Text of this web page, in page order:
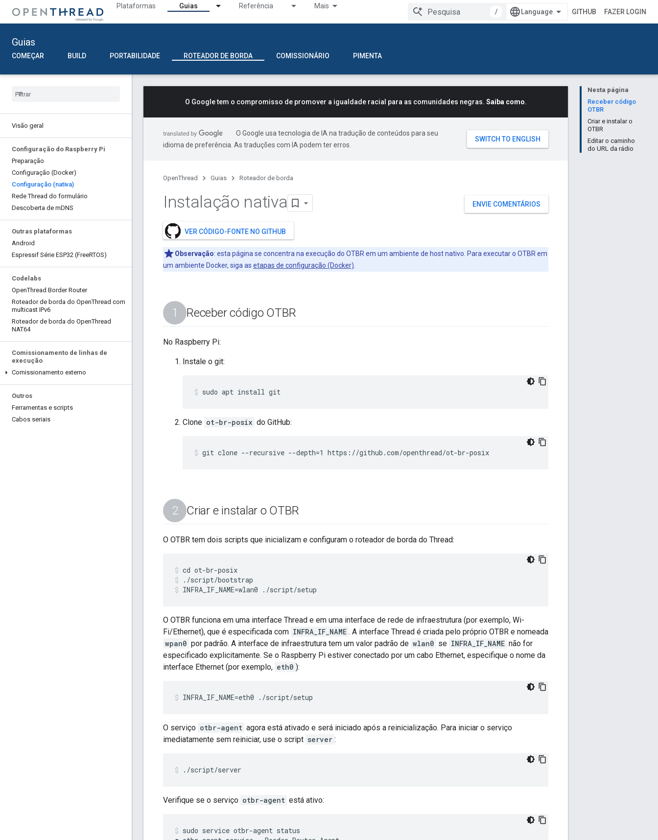
Plataformas Guias Referência Mais
/ GITHUB FAZER LOGIN
Guias
COMEÇAR BUILD PORTABILIDADE ROTEADOR DE BORDA COMISSIONÁRIO PIMENTA
Visão geral
Configuração do Raspberry Pi
Preparação
Configuração (Docker)
Configuração (nativa)
Rede Thread do formulário
Descoberta de mDNS
Outras plataformas
Android
Espressif Série ESP32 (FreeRTOS)
Codelabs
OpenThread Border Router
Roteador de borda do OpenThread com
multicast IPv6
Roteador de borda do OpenThread
NAT64
Comissionamento de linhas de
execução
Comissionamento externo
Outros
Ferramentas e scripts
Cabos seriais
Nesta página
Receber código
OTBR
Criar e instalar o
OTBR
Editar o caminho
do URL da rádio
O Google tem o compromisso de promover a igualdade racial para as comunidades negras. Saiba como.
O Google usa tecnologia de IA na tradução de conteúdos para seu
idioma de preferência. As traduções com IA podem ter erros.
OpenThread Guias Roteador de borda
ENVIE COMENTÁRIOS
Instalação nativa
VER CÓDIGO-FONTE NO GITHUB
Observação: esta página se concentra na execução do OTBR em um ambiente de host nativo. Para executar o OTBR em
um ambiente Docker, siga as etapas de configuração (Docker)
Receber código OTBR
No Raspberry Pi:
Instale o git:
sudo apt install git
Clone ot-br-posix do GitHub:
git clone --recursive --depth=1 https://github.com/openthread/ot-br-posix
Criar e instalar o OTBR
O OTBR tem dois scripts que inicializam e configuram o roteador de borda do Thread:
cd ot-br-posix
./script/bootstrap
INFRA_IF_NAME=wlan0 ./script/setup
O OTBR funciona em uma interface Thread e em uma interface de rede de infraestrutura (por exemplo, Wi-
Fi/Ethernet), que é especificada com INFRA_IF_NAME . A interface Thread é criada pelo próprio OTBR e nomeada
wpan0 por padrão. A interface de infraestrutura tem um valor padrão de wlan0 se INFRA_IF_NAME não for
especificado explicitamente. Se o Raspberry Pi estiver conectado por um cabo Ethernet, especifique o nome da
interface Ethernet (por exemplo, eth0 ):
INFRA_IF_NAME=eth0 ./script/setup
O serviço otbr-agent agora está ativado e será iniciado após a reinicialização. Para iniciar o serviço
imediatamente sem reiniciar, use o script server :
./script/server
Verifique se o serviço otbr-agent está ativo:
sudo service otbr-agent status